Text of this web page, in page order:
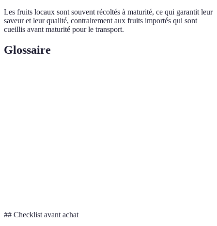
Les fruits locaux sont souvent récoltés à maturité, ce qui garantit leur
saveur et leur qualité, contrairement aux fruits importés qui sont
cueillis avant maturité pour le transport.
Glossaire
## Checklist avant achat